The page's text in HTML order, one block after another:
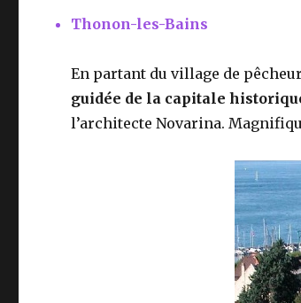
Thonon-les-Bains
En partant du village de
guidée de la capitale
l’architecte Novarina.